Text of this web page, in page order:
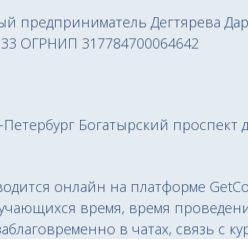
предприниматель Дегтярева
ОГРНИП 317784700064642
Петербург Богатырский проспект
онлайн на платформе
время, время
в чатах, связь с